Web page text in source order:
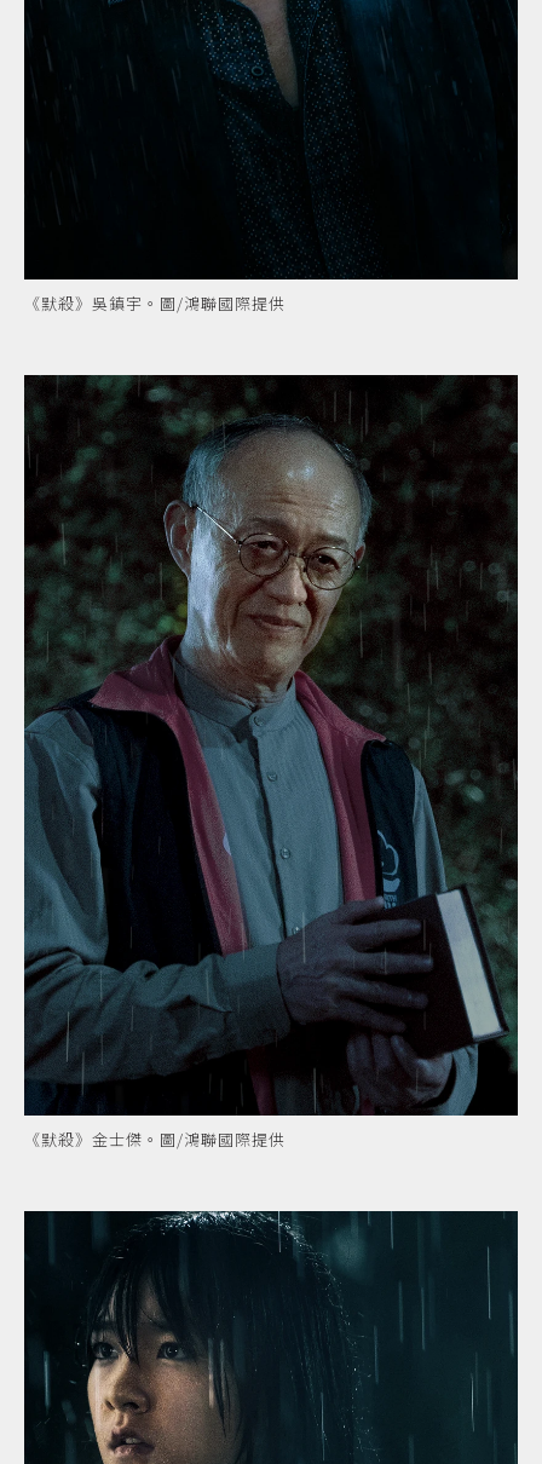
《默殺》吳鎮宇。圖/鴻聯國際提供
《默殺》金士傑。圖/鴻聯國際提供